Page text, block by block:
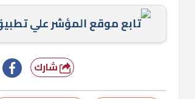
تابع موقع المؤشر علي
شارك
خشبية بفناء